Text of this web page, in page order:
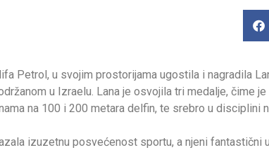
Petrol, u svojim prostorijama ugostila i nagradila
u Izraelu. Lana je osvojila tri medalje, čime
na 100 i 200 metara delfin, te srebro u disciplini
izuzetnu posvećenost sportu, a njeni